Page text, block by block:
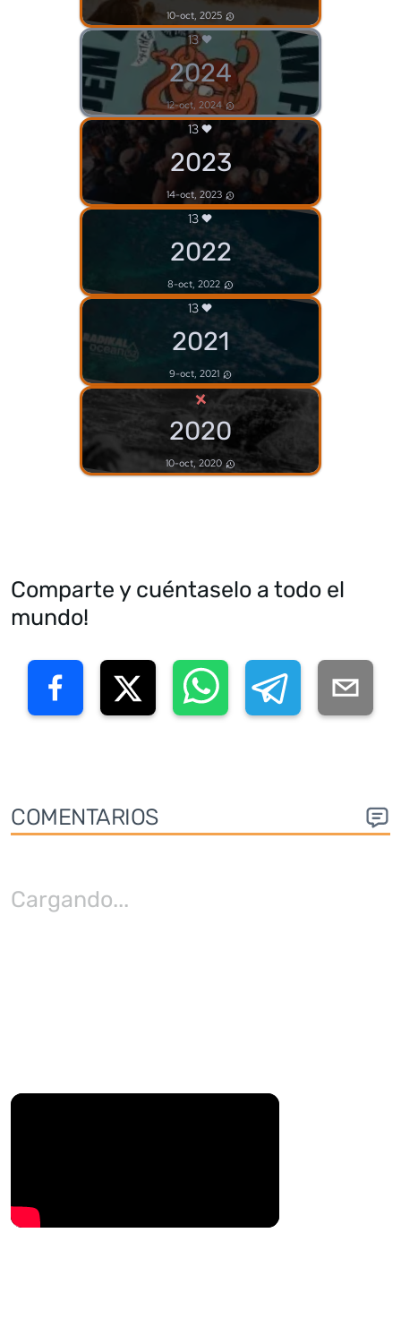
10-oct, 2025
13
2024
12-oct, 2024
13
2023
14-oct, 2023
13
2022
8-oct, 2022
13
2021
9-oct, 2021
×
2020
10-oct, 2020
Comparte y cuéntaselo a todo el
mundo!
COMENTARIOS
Cargando...